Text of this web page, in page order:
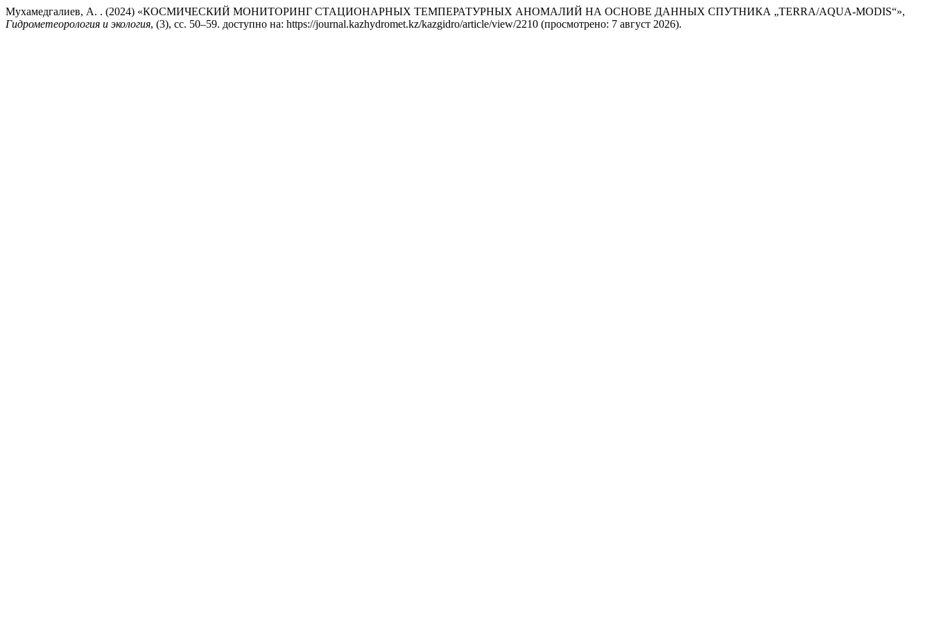
Мухамедгалиев, А. . (2024) «КОСМИЧЕСКИЙ МОНИТОРИНГ СТАЦИОНАРНЫХ ТЕМПЕРАТУРНЫХ АНОМАЛИЙ НА ОСНОВЕ ДАННЫХ СПУТНИКА „TERRA/AQUA-MODIS“»,
Гидрометеорология и экология, (3), сс. 50–59. доступно на: https://journal.kazhydromet.kz/kazgidro/article/view/2210 (просмотрено: 7 август 2026).